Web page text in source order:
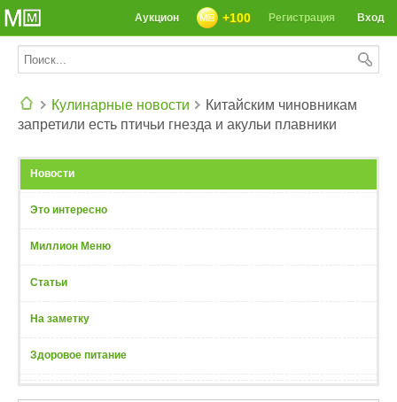
Вход
Регистрация
+100
Аукцион
Кулинарные новости
Китайским чиновникам
запретили есть птичьи гнезда и акульи плавники
Новости
Это интересно
Миллион Меню
Статьи
На заметку
Здоровое питание